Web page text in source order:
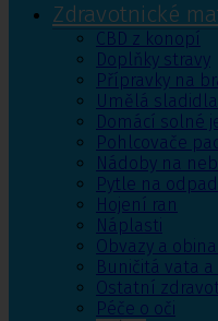
Zdravotnické
CBD z konopí
Doplňky stravy
Přípravky na
Umělá sladidla
Domácí solné
Pohlcovače
Nádoby na
Pytle na odpad
Hojení ran
Náplasti
Obvazy a
Buničitá vata
Ostatní
Péče o oči